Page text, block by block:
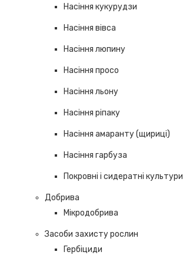
Насіння кукурудзи
Насіння вівса
Насіння люпину
Насіння просо
Насіння льону
Насіння ріпаку
Насіння амаранту (щириці)
Насіння гарбуза
Покровні і сидератні культури
Добрива
Мікродобрива
Засоби захисту рослин
Гербіциди